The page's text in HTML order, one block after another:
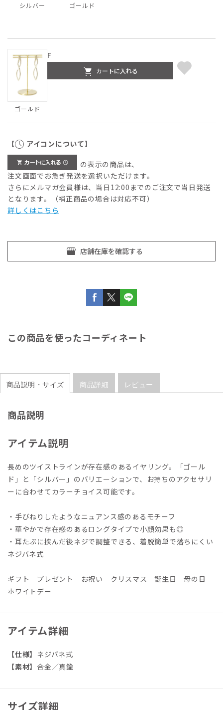
シルバー ゴールド
ゴールド
F
カートに入れる
【 アイコンについて】
の表示の商品は、
注文画面でお急ぎ発送を選択いただけます。
さらにメルマガ会員様は、当日12:00までのご注文で当日発送
となります。（補正商品の場合は対応不可）
詳しくはこちら
この商品を使ったコーディネート
商品説明・サイズ 商品詳細 レビュー
商品説明
アイテム説明
長めのツイストラインが存在感のあるイヤリング。「ゴール
ド」と「シルバー」のバリエーションで、お持ちのアクセサリ
ーに合わせてカラーチョイス可能です。
・手びねりしたようなニュアンス感のあるモチーフ
・華やかで存在感のあるロングタイプで小顔効果も◎
・耳たぶに挟んだ後ネジで調整できる、着脱簡単で落ちにくい
ネジバネ式
ギフト プレゼント お祝い クリスマス 誕生日 母の日
ホワイトデー
アイテム詳細
【仕様】 ネジバネ式
【素材】合金／真鍮
サイズ詳細